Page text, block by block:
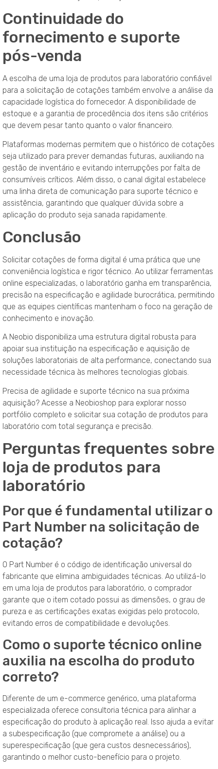
Continuidade do
fornecimento e suporte
pós-venda
A escolha de uma loja de produtos para laboratório confiável
para a solicitação de cotações também envolve a análise da
capacidade logística do fornecedor. A disponibilidade de
estoque e a garantia de procedência dos itens são critérios
que devem pesar tanto quanto o valor financeiro.
Plataformas modernas permitem que o histórico de cotações
seja utilizado para prever demandas futuras, auxiliando na
gestão de inventário e evitando interrupções por falta de
consumíveis críticos. Além disso, o canal digital estabelece
uma linha direta de comunicação para suporte técnico e
assistência, garantindo que qualquer dúvida sobre a
aplicação do produto seja sanada rapidamente.
Conclusão
Solicitar cotações de forma digital é uma prática que une
conveniência logística e rigor técnico. Ao utilizar ferramentas
online especializadas, o laboratório ganha em transparência,
precisão na especificação e agilidade burocrática, permitindo
que as equipes científicas mantenham o foco na geração de
conhecimento e inovação.
A Neobio disponibiliza uma estrutura digital robusta para
apoiar sua instituição na especificação e aquisição de
soluções laboratoriais de alta performance, conectando sua
necessidade técnica às melhores tecnologias globais.
Precisa de agilidade e suporte técnico na sua próxima
aquisição? Acesse a Neobioshop para explorar nosso
portfólio completo e solicitar sua cotação de produtos para
laboratório com total segurança e precisão.
Perguntas frequentes sobre
loja de produtos para
laboratório
Por que é fundamental utilizar o
Part Number na solicitação de
cotação?
O Part Number é o código de identificação universal do
fabricante que elimina ambiguidades técnicas. Ao utilizá-lo
em uma loja de produtos para laboratório, o comprador
garante que o item cotado possui as dimensões, o grau de
pureza e as certificações exatas exigidas pelo protocolo,
evitando erros de compatibilidade e devoluções.
Como o suporte técnico online
auxilia na escolha do produto
correto?
Diferente de um e-commerce genérico, uma plataforma
especializada oferece consultoria técnica para alinhar a
especificação do produto à aplicação real. Isso ajuda a evitar
a subespecificação (que compromete a análise) ou a
superespecificação (que gera custos desnecessários),
garantindo o melhor custo-benefício para o projeto.